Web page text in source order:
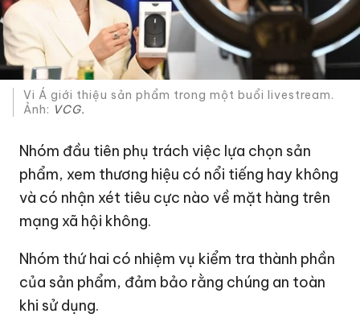
Vi Á giới thiệu sản phẩm trong một buổi livestream.
Ảnh: VCG.
Nhóm đầu tiên phụ trách việc lựa chọn sản
phẩm, xem thương hiệu có nổi tiếng hay không
và có nhận xét tiêu cực nào về mặt hàng trên
mạng xã hội không.
Nhóm thứ hai có nhiệm vụ kiểm tra thành phần
của sản phẩm, đảm bảo rằng chúng an toàn
khi sử dụng.